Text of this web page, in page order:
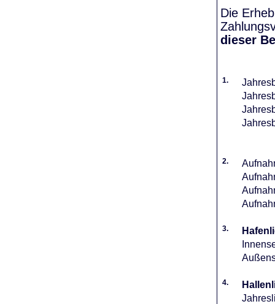
Die
dieser
1.
2.
3.
4.